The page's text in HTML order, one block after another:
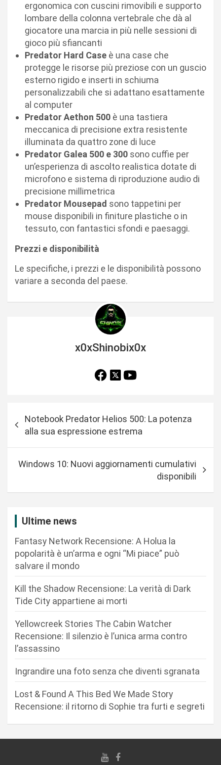
ergonomica con cuscini rimovibili e supporto
lombare della colonna vertebrale che dà al
giocatore una marcia in più nelle sessioni di
gioco più sfiancanti
Predator Hard Case è una case che
protegge le risorse più preziose con un guscio
esterno rigido e inserti in schiuma
personalizzabili che si adattano esattamente
al computer
Predator Aethon 500 è una tastiera
meccanica di precisione extra resistente
illuminata da quattro zone di luce
Predator Galea 500 e 300 sono cuffie per
un’esperienza di ascolto realistica dotate di
microfono e sistema di riproduzione audio di
precisione millimetrica
Predator Mousepad sono tappetini per
mouse disponibili in finiture plastiche o in
tessuto, con fantastici sfondi e paesaggi.
Prezzi e disponibilità
Le specifiche, i prezzi e le disponibilità possono
variare a seconda del paese.
x0xShinobix0x
a
Notebook Predator Helios 500: La potenza
alla sua espressione estrema
Windows 10: Nuovi aggiornamenti cumulativi
disponibili
Ultime news
Fantasy Network Recensione: A Holua la
popolarità è un’arma e ogni “Mi piace” può
salvare il mondo
Kill the Shadow Recensione: La verità di Dark
Tide City appartiene ai morti
Yellowcreek Stories The Cabin Watcher
Recensione: Il silenzio è l’unica arma contro
l’assassino
Ingrandire una foto senza che diventi sgranata
Lost & Found A This Bed We Made Story
Recensione: il ritorno di Sophie tra furti e segreti